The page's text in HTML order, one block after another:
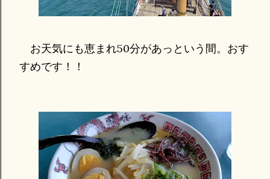
お天気にも恵まれ50分があっという間。おす
すめです！！